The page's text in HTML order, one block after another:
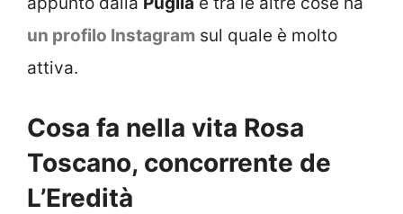
un profilo Instagram sul quale è molto
attiva.
Cosa fa nella vita Rosa
Toscano, concorrente de
L’Eredità